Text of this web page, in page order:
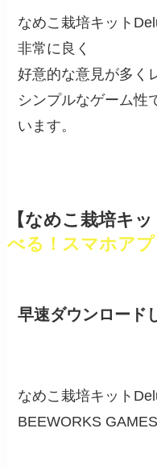
なめこ栽培キット
非常に良く
好意的な意見が多く
シンプルなゲーム性
います。
【なめこ栽培キ
べる！スマホアプ
早速ダウンロード
なめこ栽培キット
BEEWORKS